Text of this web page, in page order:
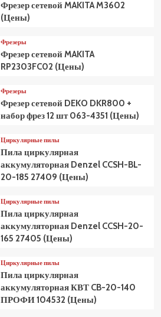
Фрезер сетевой MAKITA M3602
(Цены)
Фрезеры
Фрезер сетевой MAKITA
RP2303FC02 (Цены)
Фрезеры
Фрезер сетевой DEKO DKR800 +
набор фрез 12 шт 063-4351 (Цены)
Циркулярные пилы
Пила циркулярная
аккумуляторная Denzel CCSH-BL-
20-185 27409 (Цены)
Циркулярные пилы
Пила циркулярная
аккумуляторная Denzel CCSH-20-
165 27405 (Цены)
Циркулярные пилы
Пила циркулярная
аккумуляторная КВТ CB-20-140
ПРОФИ 104532 (Цены)